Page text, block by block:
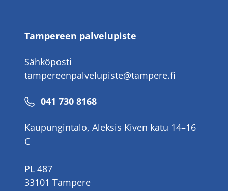
Tampereen palvelupiste
Sähköposti
tampereenpalvelupiste@tampere.fi
Puhelinnumero
041 730 8168
Kaupungintalo, Aleksis Kiven katu 14–16
C
PL 487
33101 Tampere